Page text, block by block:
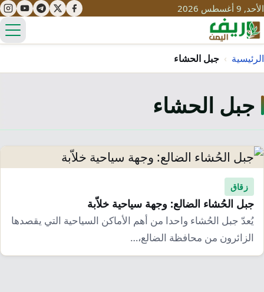
الأحد, 9 أغسطس 2026
تعليم
مياه
طرُق
قصص نجاح
مبادرات
سياحة
تراث
ثقافة
التغير المناخي
محميات
التلوث
تحديات
حلول
نساء
الرئيسية › جبل الحشاء
جبل الحشاء
زقاق
جبل الحُشاء الضالع: وجهة سياحية خلاّبة
يُعدّ جبل الحُشاء واحدا من أهم الأماكن السياحية التي يقصدها
الزائرون من محافظة الضالع،…